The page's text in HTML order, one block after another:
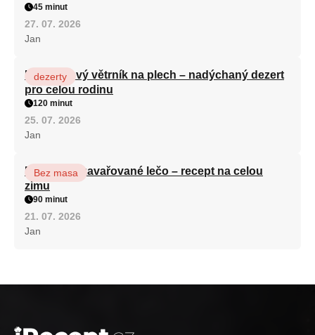
45 minut
27. 07. 2026
Jan
Karamelový větrník na plech – nadýchaný dezert
pro celou rodinu
dezerty
120 minut
25. 07. 2026
Jan
Babiččino zavařované lečo – recept na celou
zimu
Bez masa
90 minut
21. 07. 2026
Jan